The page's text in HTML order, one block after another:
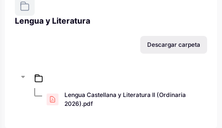
Lengua y Literatura
Descargar carpeta
Lengua Castellana y Literatura II (Ordinaria
2026).pdf